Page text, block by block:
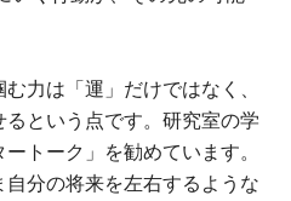
力は「運」だけではなく、
るという点です。研究室の学
トーク」を勧めています。
分の将来を左右するような